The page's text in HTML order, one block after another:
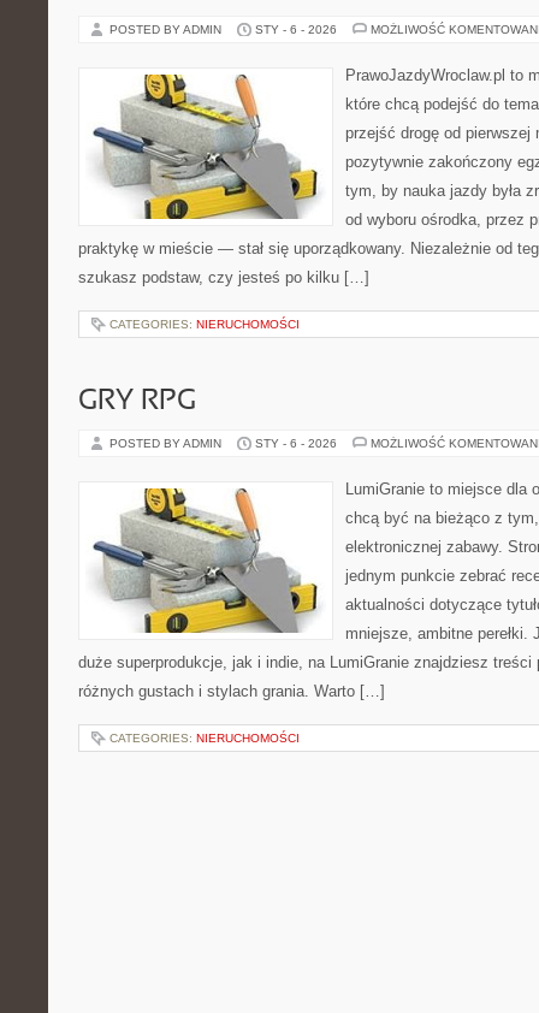
POSTED BY ADMIN STY - 6 - 2026 MOŻLIWOŚĆ
PrawoJazdyWroclaw.pl to
które chcą podejść do
przejść drogę od pierwszej
pozytywnie zakończony
tym, by nauka jazdy była
od wyboru ośrodka, przez
praktykę w mieście — stał się uporządkowany. Niezależnie od
szukasz podstaw, czy jesteś po kilku […]
CATEGORIES: NIERUCHOMOŚCI
GRY RPG
POSTED BY ADMIN STY - 6 - 2026 MOŻLIWOŚĆ
LumiGranie to miejsce dla
chcą być na bieżąco z
elektronicznej zabawy.
jednym punkcie zebrać
aktualności dotyczące
mniejsze, ambitne perełki.
duże superprodukcje, jak i indie, na LumiGranie znajdziesz
różnych gustach i stylach grania. Warto […]
CATEGORIES: NIERUCHOMOŚCI